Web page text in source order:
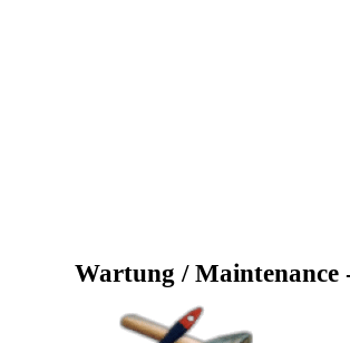
Wartung / Maintenance